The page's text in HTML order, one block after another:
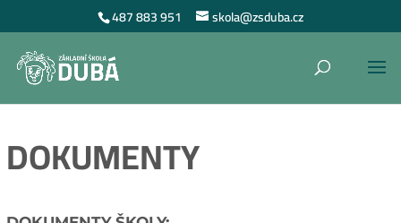
487 883 951 skola@zsduba.cz
DOKUMENTY